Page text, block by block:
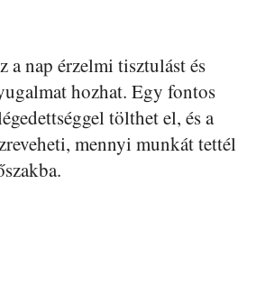
a nap érzelmi tisztulást és
hozhat. Egy fontos
tölthet el, és a
mennyi munkát tettél